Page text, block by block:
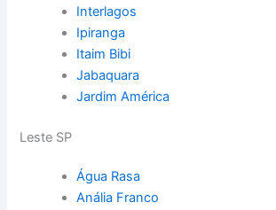
Interlagos
Ipiranga
Itaim Bibi
Jabaquara
Jardim América
Leste SP
Água Rasa
Anália Franco